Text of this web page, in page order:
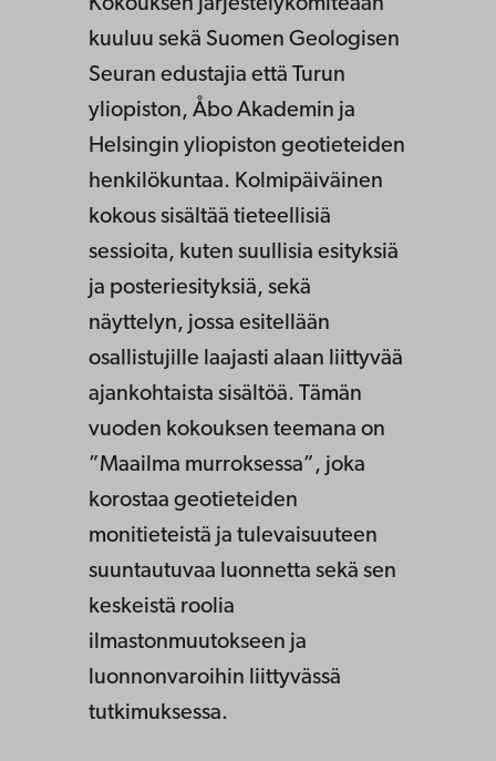
kuuluu sekä Suomen Geologisen
Seuran edustajia että Turun
yliopiston, Åbo Akademin ja
Helsingin yliopiston geotieteiden
henkilökuntaa. Kolmipäiväinen
kokous sisältää tieteellisiä
sessioita, kuten suullisia esityksiä
ja posteriesityksiä, sekä
näyttelyn, jossa esitellään
osallistujille laajasti alaan liittyvää
ajankohtaista sisältöä. Tämän
vuoden kokouksen teemana on
”Maailma murroksessa”, joka
korostaa geotieteiden
monitieteistä ja tulevaisuuteen
suuntautuvaa luonnetta sekä sen
keskeistä roolia
ilmastonmuutokseen ja
luonnonvaroihin liittyvässä
tutkimuksessa.